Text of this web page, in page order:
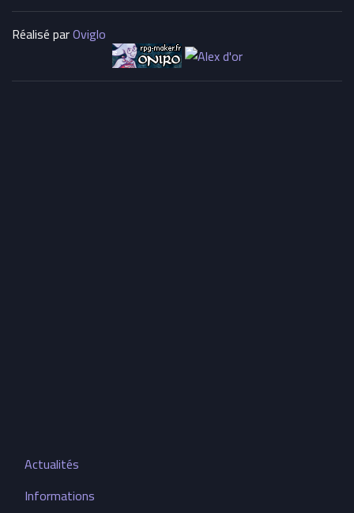
Réalisé parOviglo
Actualités
Informations